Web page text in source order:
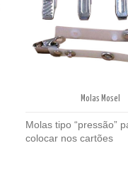
Molas Mosel
Molas tipo “pressão”
colocar nos cartões